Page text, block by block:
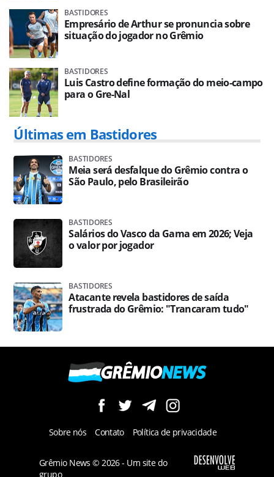
BASTIDORES
Empresário de Arthur se pronuncia sobre
situação do jogador no Grêmio
BASTIDORES
Luis Castro define formação do meio-campo
para o Gre-Nal
Últimas em Bastidores
BASTIDORES
Meia será desfalque do Grêmio contra o
São Paulo, pelo Brasileirão
BASTIDORES
Salários do Vasco da Gama em 2026; Veja
o valor por jogador
BASTIDORES
Atacante revela bastidores de saída
frustrada do Grêmio: "Trancaram tudo"
Sobre nós Contato Política de privacidade
Grêmio News © 2026 - Um site do
grupo